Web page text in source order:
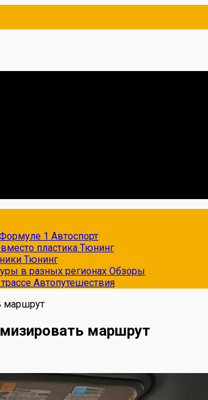
1 Автоспорт
пластика Тюнинг
Тюнинг
в разных регионах Обзоры
Автопутешествия
маршрут
маршрут